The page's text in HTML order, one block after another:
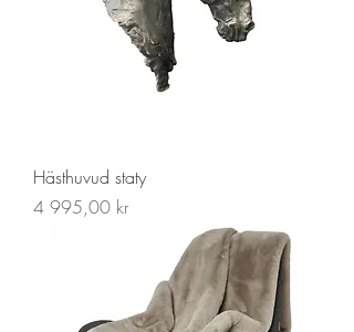
Hästhuvud staty
Pris
4 995,00 kr